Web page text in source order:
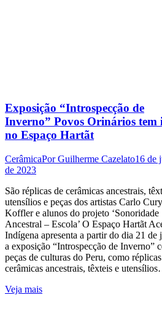
Exposição “Introspecção de
Inverno” Povos Orinários tem
no Espaço Hartãt
CerâmicaPorGuilherme Cazelato16 de
de 2023
São réplicas de cerâmicas ancestrais,
utensílios e peças dos artistas Carlo
Koffler e alunos do projeto ‘Sonoridade
Ancestral – Escola’ O Espaço Hartãt
Indígena apresenta a partir do dia 21 de
a exposição “Introspecção de Inverno”
peças de culturas do Peru, como
cerâmicas ancestrais, têxteis e
Veja mais